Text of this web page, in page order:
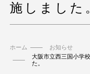
施しました
ホーム
お知らせ
大阪市立西三国小学
た。